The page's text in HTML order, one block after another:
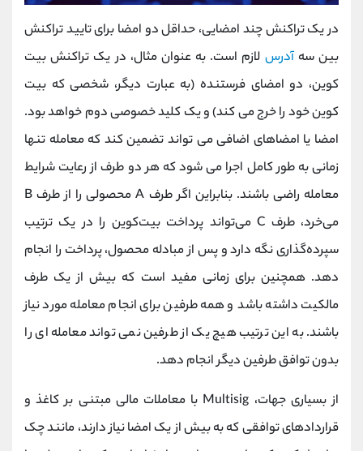
در یک تراکنش چند امضایی، حداقل دو امضا برای تایید تراکنش
بین سهآدرس لازم است. به عنوان مثال، در یک تراکنش بیت
کوین، دو امضای فرستنده (به عبارت دیگر، شخصی که بیت
کوین خود را خرج می کند) و یک کلید خصوصی دوم خواهد بود.
امضا یا امضاهای اضافی می تواند تضمین کند که معامله تنها
زمانی به طور کامل اجرا می شود که هر دو طرف از رعایت شرایط
معامله راضی باشند. بنابراین اگر طرف A محصولی را از طرف B
می‌خرد، طرف C می‌تواند پرداخت بیت‌کوین را در یک ترتیب
سپرده‌گذاری نگه دارد و پس از مبادله محصول، پرداخت را انجام
دهد. همچنین برای زمانی مفید است که بیش از یک طرف
مالکیت داشته باشد و همه طرفین برای انجام معامله مورد نیاز
باشند. به این ترتیب هیچ یک از طرفین نمی تواند معامله ای را
بدون توافق طرفین دیگر انجام دهد.
از بسیاری جهات، Multisig با معاملات مالی مبتنی بر کاغذ و
قراردادهای توافقی که به بیش از یک امضا نیاز دارند، مانند چک